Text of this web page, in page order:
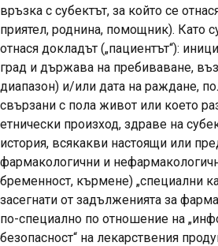
връзка с субектът, за който се
приятел, роднина, помощник). Като
отнася докладът („пациентът“):
град и държава на пребиваване,
диапазон) и/или дата на раждане,
свързани с пола живот или което
етнически произход, здраве на
история, всякакви настоящи или
фармакологични и
бременност, кърмене) „специални
засегнати от задълженията за
по-специално по отношение на
безопасност“ на лекарствения